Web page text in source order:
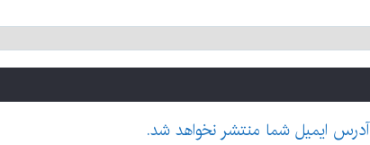
آدرس ایمیل شما منتشر نخواهد شد.